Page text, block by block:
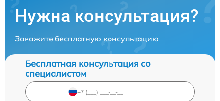
Нужна консультация?
Закажите бесплатную консультацию
Бесплатная консультация со
специалистом